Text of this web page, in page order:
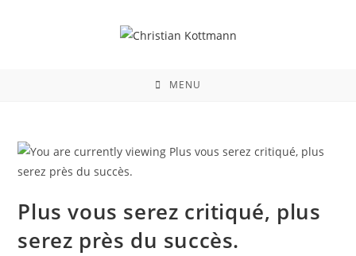
MENU
Plus vous serez critiqué, plus
serez près du succès.